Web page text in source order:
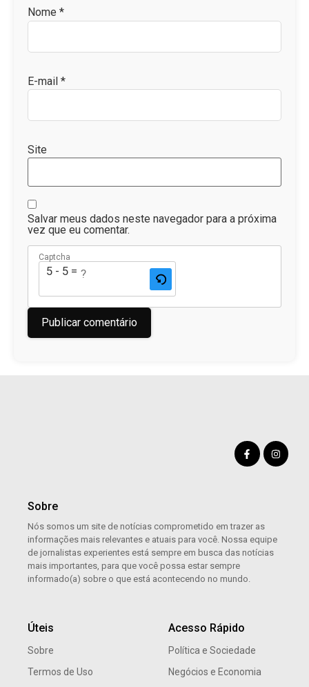
Nome *
E-mail *
Site
Salvar meus dados neste navegador para a próxima
vez que eu comentar.
Captcha
5 - 5 = ?
Sobre
Nós somos um site de notícias comprometido em trazer as
informações mais relevantes e atuais para você. Nossa equipe
de jornalistas experientes está sempre em busca das notícias
mais importantes, para que você possa estar sempre
informado(a) sobre o que está acontecendo no mundo.
Úteis
Sobre
Termos de Uso
Acesso Rápido
Política e Sociedade
Negócios e Economia